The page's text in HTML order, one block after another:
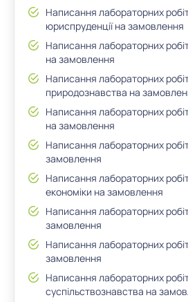
Написання лабораторних
юриспруденції на замовлення
Написання лабораторних
на замовлення
Написання лабораторних
природознавства на
Написання лабораторних
на замовлення
Написання лабораторних робіт
замовлення
Написання лабораторних
економіки на замовлення
Написання лабораторних
замовлення
Написання лабораторних робіт
замовлення
Написання лабораторних
суспільствознавства на